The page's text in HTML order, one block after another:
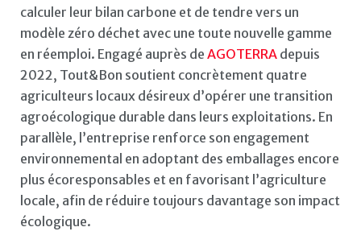
calculer leur bilan carbone et de tendre vers un
modèle zéro déchet avec une toute nouvelle gamme
en réemploi. Engagé auprès de AGOTERRA depuis
2022, Tout&Bon soutient concrètement quatre
agriculteurs locaux désireux d’opérer une transition
agroécologique durable dans leurs exploitations. En
parallèle, l’entreprise renforce son engagement
environnemental en adoptant des emballages encore
plus écoresponsables et en favorisant l’agriculture
locale, afin de réduire toujours davantage son impact
écologique.